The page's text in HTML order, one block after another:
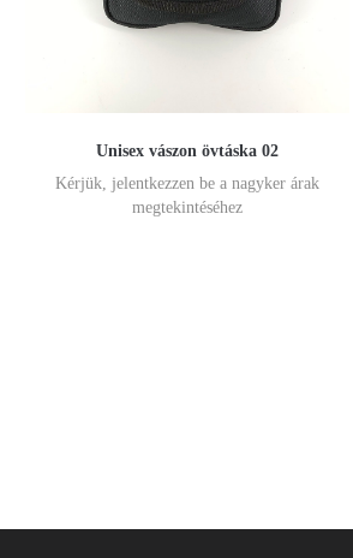
Unisex vászon övtáska 02
Kérjük, jelentkezzen be a nagyker árak
megtekintéséhez